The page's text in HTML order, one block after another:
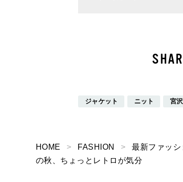
ジャケット ニット 宮
HOME FASHION 最新ファッシ
の秋、ちょっとレトロが気分